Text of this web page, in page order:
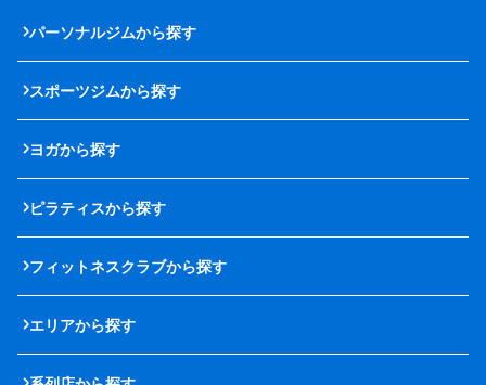
パーソナルジムから探す
スポーツジムから探す
ヨガから探す
ピラティスから探す
フィットネスクラブから探す
エリアから探す